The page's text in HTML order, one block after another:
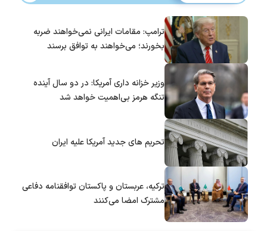
ترامپ: مقامات ایرانی نمی‌خواهند ضربه
بخورند؛ می‌خواهند به توافق برسند
وزیر خزانه داری آمریکا: در دو سال آینده
تنگه هرمز بی‌اهمیت خواهد شد
تحریم های جدید آمریکا علیه ایران
ترکیه، عربستان و پاکستان توافقنامه دفاعی
مشترک امضا می‌کنند